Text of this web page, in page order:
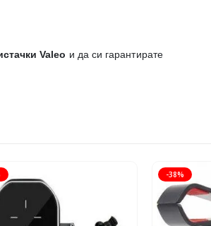
Valeo и да си гарантирате
-38%